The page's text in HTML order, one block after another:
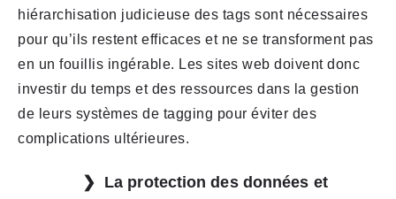
hiérarchisation judicieuse des tags sont nécessaires
pour qu’ils restent efficaces et ne se transforment pas
en un fouillis ingérable. Les sites web doivent donc
investir du temps et des ressources dans la gestion
de leurs systèmes de tagging pour éviter des
complications ultérieures.
La protection des données et